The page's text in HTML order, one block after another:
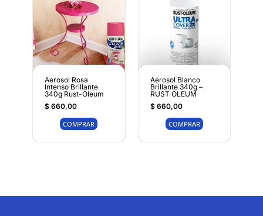
Aerosol Rosa
Intenso Brillante
340g Rust-Oleum
$660,00
COMPRAR
Aerosol Blanco
Brillante 340g –
RUST OLEUM
$660,00
COMPRAR